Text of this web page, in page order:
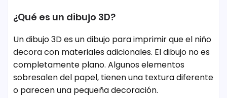
¿Qué es un dibujo 3D?
Un dibujo 3D es un dibujo para imprimir que el niño
decora con materiales adicionales. El dibujo no es
completamente plano. Algunos elementos
sobresalen del papel, tienen una textura diferente
o parecen una pequeña decoración.